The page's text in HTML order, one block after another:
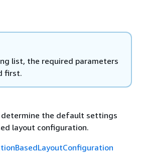
list, the required parameters
first.
the default settings
layout configuration.